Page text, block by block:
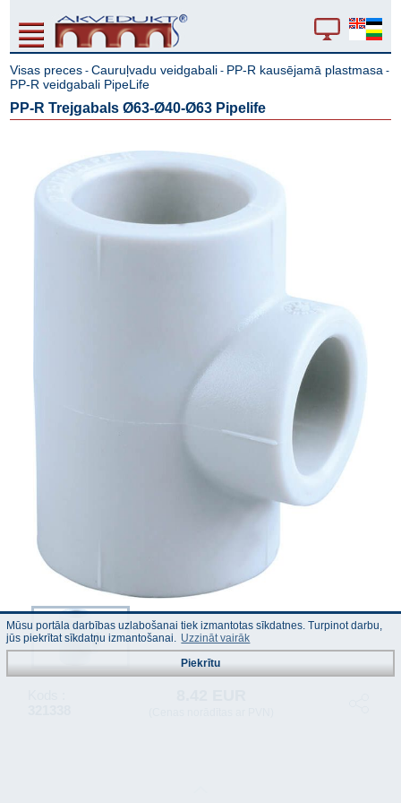
Visas preces -Cauruļvadu veidgabali - PP-R kausējamā plastmasa -
PP-R veidgabali PipeLife
PP-R Trejgabals Ø63-Ø40-Ø63 Pipelife
Mūsu portāla darbības uzlabošanai tiek izmantotas sīkdatnes. Turpinot darbu,
jūs piekrītat sīkdatņu izmantošanai. Uzzināt vairāk
Piekrītu